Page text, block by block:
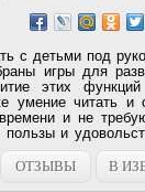
с детьми под
игры для
этих
умение читать и
и не
пользы и
идете домой из
ОТЗЫВЫ В